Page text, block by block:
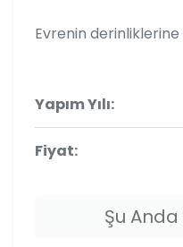
Evrenin
Yapım Yılı:
Fiyat:
Şu